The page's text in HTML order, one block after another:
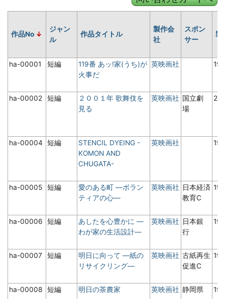
作品No
ジャン
ル
作品タイトル
製作会
社
スポン
サー
製
ha-00001 短編
119番 あッ!家(うち)が
火事だ
英映画社
ha-00002 短編
２００１年 歌舞伎を
見る
英映画社 国立劇
場
ha-00004 短編
STENCIL DYEING -
KOMON AND
CHUGATA-
英映画社
ha-00005 短編
愛のある町 ―ボラン
ティアの心―
英映画社 日本経済
教育C
ha-00006 短編
あしたを心豊かに ―
わが家の生活設計―
英映画社 日本銀
行
ha-00007 短編
明日に向って ―紙の
リサイクリング―
英映画社 古紙再生
促進C
ha-00008 短編 明日の茶農家 英映画社 静岡県